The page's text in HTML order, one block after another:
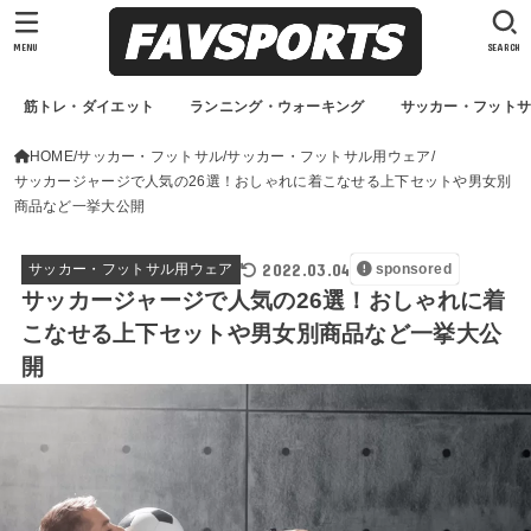
筋トレ・ダイエット ランニング・ウォーキング サッカー・フット
SEARCH
MENU
HOME サッカー・フットサル サッカー・フットサル用ウェア
サッカージャージで人気の26選！おしゃれに着こなせる上下セットや男女別
商品など一挙大公開
サッカー・フットサル用ウェア 2022.03.04 sponsored
サッカージャージで人気の26選！おしゃれに着
こなせる上下セットや男女別商品など一挙大公
開